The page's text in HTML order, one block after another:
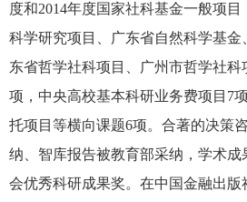
度和2014年度国家社科基金一般项
科学研究项目、广东省自然科学基
东省哲学社科项目、广州市哲学社科
项，中央高校基本科研业务费项目7
托项目等横向课题6项。合著的决策
纳、智库报告被教育部采纳，学术成
会优秀科研成果奖。在中国金融出版